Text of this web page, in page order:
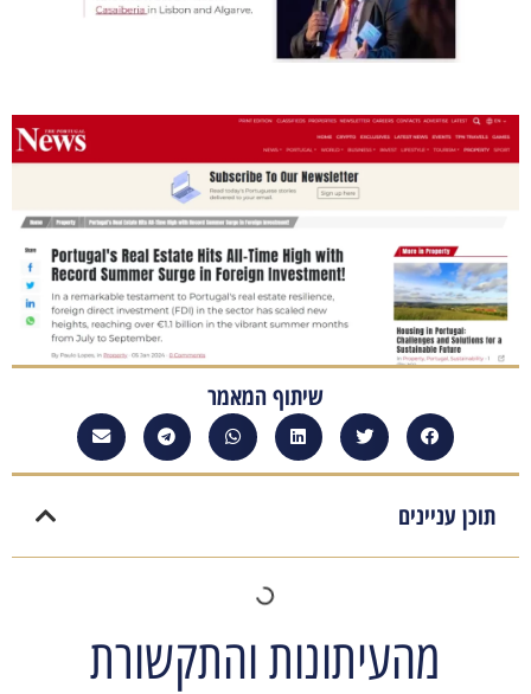
שיתוף המאמר
תוכן עניינים
מהעיתונות והתקשורת